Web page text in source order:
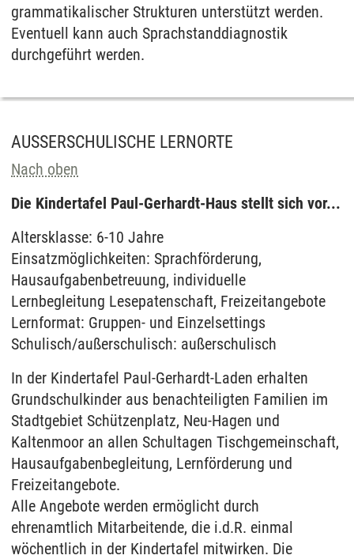
grammatikalischer Strukturen unterstützt werden.
Eventuell kann auch Sprachstanddiagnostik
durchgeführt werden.
AUSSERSCHULISCHE LERNORTE
Nach oben
Die Kindertafel Paul-Gerhardt-Haus stellt sich vor...
Altersklasse: 6-10 Jahre
Einsatzmöglichkeiten: Sprachförderung,
Hausaufgabenbetreuung, individuelle
Lernbegleitung Lesepatenschaft, Freizeitangebote
Lernformat: Gruppen- und Einzelsettings
Schulisch/außerschulisch: außerschulisch
In der Kindertafel Paul-Gerhardt-Laden erhalten
Grundschulkinder aus benachteiligten Familien im
Stadtgebiet Schützenplatz, Neu-Hagen und
Kaltenmoor an allen Schultagen Tischgemeinschaft,
Hausaufgabenbegleitung, Lernförderung und
Freizeitangebote.
Alle Angebote werden ermöglicht durch
ehrenamtlich Mitarbeitende, die i.d.R. einmal
wöchentlich in der Kindertafel mitwirken. Die